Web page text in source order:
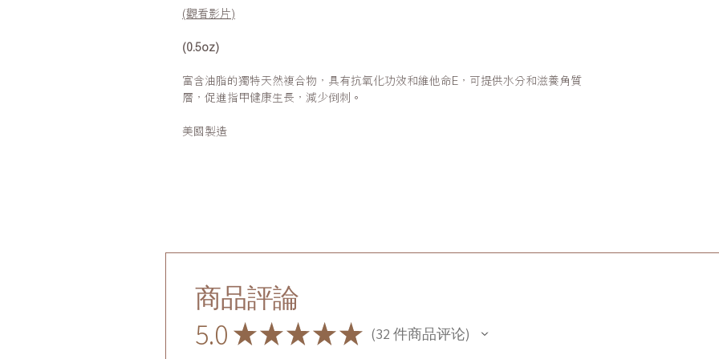
(觀看影片)
(0.5oz)
富含油脂的獨特天然複合物，具有抗氧化功效和維他命E，可提供水分和滋養角質
層，促進指甲健康生長，減少倒刺。
美國製造
商品評論
5.0 ★★★★★ 32 件商品评论
32